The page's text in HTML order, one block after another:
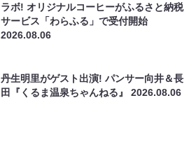
ラボ! オリジナルコーヒーがふるさと納税
サービス「わらふる」で受付開始
2026.08.06
丹生明里がゲスト出演! パンサー向井＆長
田『くるま温泉ちゃんねる』2026.08.06